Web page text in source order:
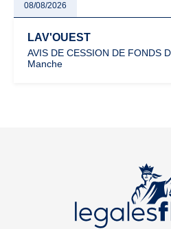
08/08/2026
LAV'OUEST
AVIS DE CESSION DE FONDS
Manche